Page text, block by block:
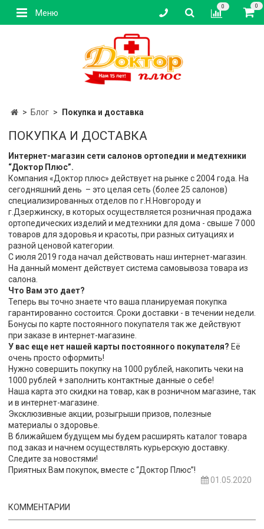
Меню
0 0
Блог Покупка и доставка
ПОКУПКА И ДОСТАВКА
Интернет-магазин сети салонов ортопедии и медтехники
“Доктор Плюс”.
Компания «Доктор плюс» действует на рынке с 2004 года. На
сегодняшний день – это целая сеть (более 25 салонов)
специализированных отделов по г.Н.Новгороду и
г.Дзержинску, в которых осуществляется розничная продажа
ортопедических изделий и медтехники для дома - свыше 7 000
товаров для здоровья и красоты, при разных ситуациях и
разной ценовой категории.
С июля 2019 года начал действовать наш интернет-магазин.
На данный момент действует система самовывоза товара из
салона.
Что Вам это дает?
Теперь вы точно знаете что ваша планируемая покупка
гарантированно состоится. Сроки доставки - в течении недели.
Бонусы по карте постоянного покупателя так же действуют
при заказе в интернет-магазине.
У вас еще нет нашей карты постоянного покупателя? Её
очень просто оформить!
Нужно совершить покупку на 1000 рублей, накопить чеки на
1000 рублей + заполнить контактные данные о себе!
Наша карта это скидки на товар, как в розничном магазине, так
и в интернет-магазине.
Эксклюзивные акции, розыгрыши призов, полезные
материалы о здоровье.
В ближайшем будущем мы будем расширять каталог товара
под заказ и начнем осуществлять курьерскую доставку.
Следите за новостями!
Приятных Вам покупок, вместе с “Доктор Плюс”!
01.05.2020
КОММЕНТАРИИ